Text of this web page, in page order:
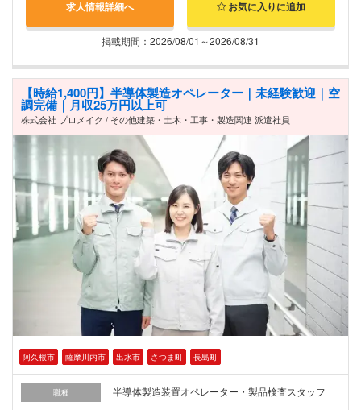
求人情報詳細へ お気に入りに追加
掲載期間：2026/08/01～2026/08/31
【時給1,400円】半導体製造オペレーター｜未経験歓迎｜空
調完備｜月収25万円以上可
株式会社 プロメイク / その他建築・土木・工事・製造関連 派遣社員
阿久根市 薩摩川内市 出水市 さつま町 長島町
職種 半導体製造装置オペレーター・製品検査スタッフ